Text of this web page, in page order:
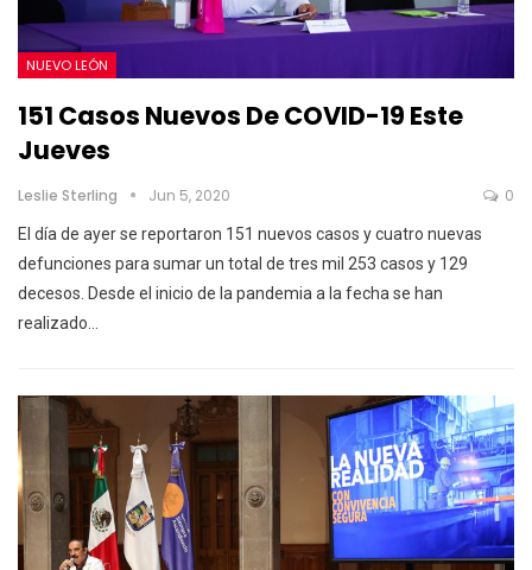
NUEVO LEÓN
151 Casos Nuevos De COVID-19 Este
Jueves
Leslie Sterling Jun 5, 2020 0
El día de ayer se reportaron 151 nuevos casos y cuatro nuevas
defunciones para sumar un total de tres mil 253 casos y 129
decesos. Desde el inicio de la pandemia a la fecha se han
realizado…